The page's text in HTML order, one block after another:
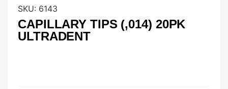
SKU: 6143
CAPILLARY TIPS (,014) 20PK
ULTRADENT